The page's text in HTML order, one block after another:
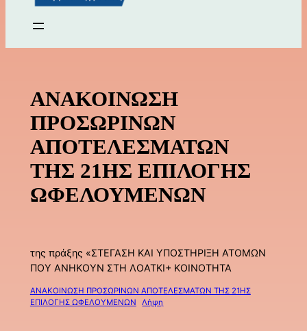
ΑΝΑΚΟΙΝΩΣΗ
ΠΡΟΣΩΡΙΝΩΝ
ΑΠΟΤΕΛΕΣΜΑΤΩΝ
ΤΗΣ 21ΗΣ ΕΠΙΛΟΓΗΣ
ΩΦΕΛΟΥΜΕΝΩΝ
της πράξης «ΣΤΕΓΑΣΗ ΚΑΙ ΥΠΟΣΤΗΡΙΞΗ ΑΤΟΜΩΝ
ΠΟΥ ΑΝΗΚΟΥΝ ΣΤΗ ΛΟΑΤΚΙ+ ΚΟΙΝΟΤΗΤΑ
ΑΝΑΚΟΙΝΩΣΗ ΠΡΟΣΩΡΙΝΩΝ ΑΠΟΤΕΛΕΣΜΑΤΩΝ ΤΗΣ 21ΗΣ
ΕΠΙΛΟΓΗΣ ΩΦΕΛΟΥΜΕΝΩΝ
Λήψη